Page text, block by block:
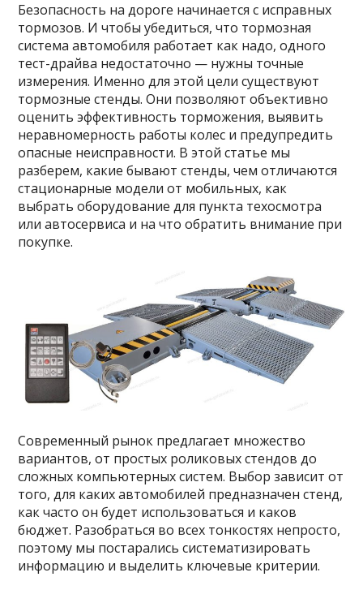
Безопасность на дороге начинается с исправных
тормозов. И чтобы убедиться, что тормозная
система автомобиля работает как надо, одного
тест-драйва недостаточно — нужны точные
измерения. Именно для этой цели существуют
тормозные стенды. Они позволяют объективно
оценить эффективность торможения, выявить
неравномерность работы колес и предупредить
опасные неисправности. В этой статье мы
разберем, какие бывают стенды, чем отличаются
стационарные модели от мобильных, как
выбрать оборудование для пункта техосмотра
или автосервиса и на что обратить внимание при
покупке.
Современный рынок предлагает множество
вариантов, от простых роликовых стендов до
сложных компьютерных систем. Выбор зависит от
того, для каких автомобилей предназначен стенд,
как часто он будет использоваться и каков
бюджет. Разобраться во всех тонкостях непросто,
поэтому мы постарались систематизировать
информацию и выделить ключевые критерии.